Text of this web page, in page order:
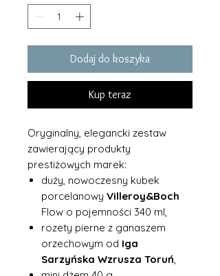
Dodaj do koszyka
Kup teraz
Oryginalny, elegancki zestaw
zawierający produkty
prestiżowych marek:
duży, nowoczesny kubek
porcelanowy Villeroy&Boch
Flow o pojemności 340 ml,
rozety pierne z ganaszem
orzechowym od Iga
Sarzyńska Wzrusza Toruń